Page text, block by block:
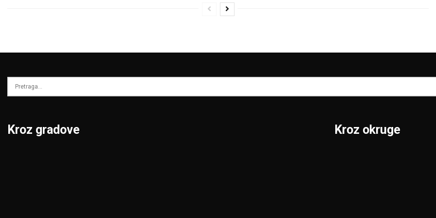
Kroz gradove Kroz okruge